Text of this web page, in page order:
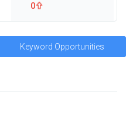
0
Keyword Opportunities